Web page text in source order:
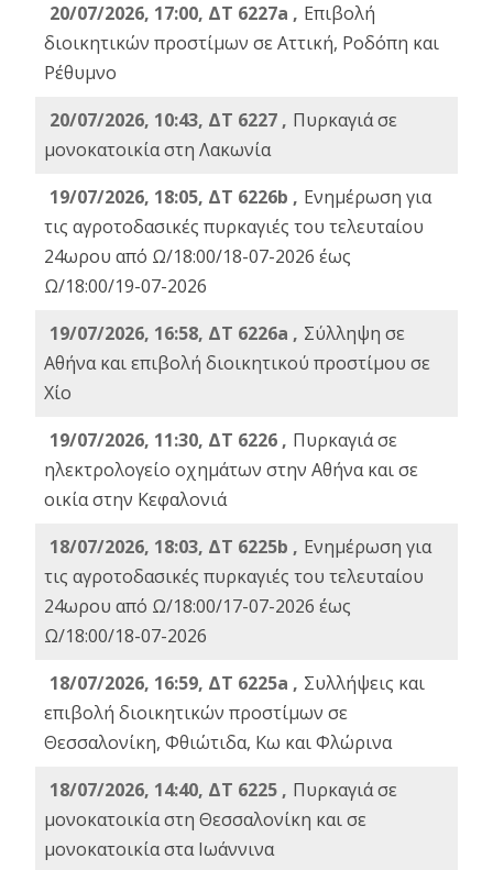
20/07/2026, 17:00, ΔΤ 6227a , Επιβολή
διοικητικών προστίμων σε Αττική, Ροδόπη και
Ρέθυμνο
20/07/2026, 10:43, ΔΤ 6227 , Πυρκαγιά σε
μονοκατοικία στη Λακωνία
19/07/2026, 18:05, ΔΤ 6226b , Ενημέρωση για
τις αγροτοδασικές πυρκαγιές του τελευταίου
24ωρου από Ω/18:00/18-07-2026 έως
Ω/18:00/19-07-2026
19/07/2026, 16:58, ΔΤ 6226a , Σύλληψη σε
Αθήνα και επιβολή διοικητικού προστίμου σε
Χίο
19/07/2026, 11:30, ΔΤ 6226 , Πυρκαγιά σε
ηλεκτρολογείο οχημάτων στην Αθήνα και σε
οικία στην Κεφαλονιά
18/07/2026, 18:03, ΔΤ 6225b , Ενημέρωση για
τις αγροτοδασικές πυρκαγιές του τελευταίου
24ωρου από Ω/18:00/17-07-2026 έως
Ω/18:00/18-07-2026
18/07/2026, 16:59, ΔT 6225a , Συλλήψεις και
επιβολή διοικητικών προστίμων σε
Θεσσαλονίκη, Φθιώτιδα, Κω και Φλώρινα
18/07/2026, 14:40, ΔΤ 6225 , Πυρκαγιά σε
μονοκατοικία στη Θεσσαλονίκη και σε
μονοκατοικία στα Ιωάννινα